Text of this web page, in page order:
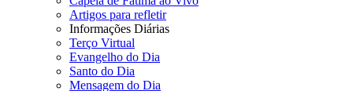
Artigos para refletir
Informações Diárias
Terço Virtual
Evangelho do Dia
Santo do Dia
Mensagem do Dia